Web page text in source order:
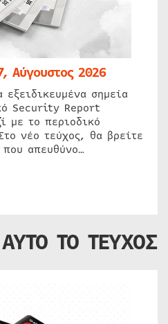
Αύγουστος 2026
σημεία
Security Report
με το περιοδικό
νέο τεύχος, θα βρείτε
που απευθύνο…
ΤΟ ΤΕΥΧΟΣ